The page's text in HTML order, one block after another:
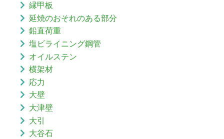
縁甲板
延焼のおそれのある部分
鉛直荷重
塩ビライニング鋼管
オイルステン
横架材
応力
大壁
大津壁
大引
大谷石